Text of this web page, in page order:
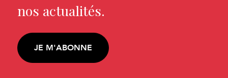
nos actualités.
JE M'ABONNE